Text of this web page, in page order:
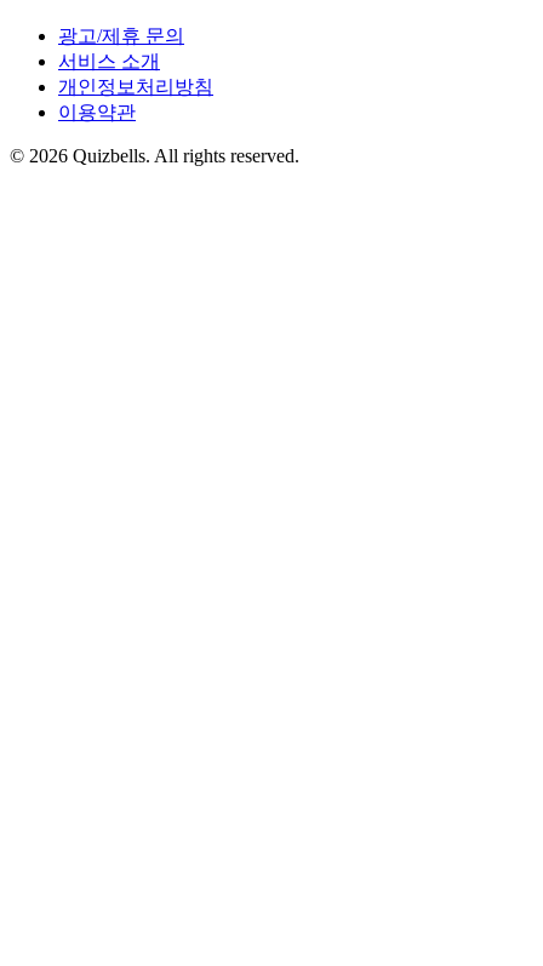
광고/제휴 문의
서비스 소개
개인정보처리방침
이용약관
© 2026 Quizbells. All rights reserved.